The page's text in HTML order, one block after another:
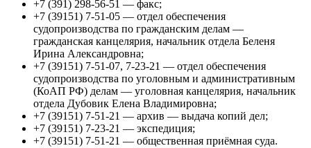
+7 (391) 298-56-51 — факс;
+7 (39151) 7-51-05 — отдел обеспечения
судопроизводства по гражданским делам —
гражданская канцелярия, начальник отдела Беленя
Ирина Александровна;
+7 (39151) 7-51-07, 7-23-21 — отдел обеспечения
судопроизводства по уголовным и административным
(КоАП РФ) делам — уголовная канцелярия, начальник
отдела Дубовик Елена Владимировна;
+7 (39151) 7-51-21 — архив — выдача копий дел;
+7 (39151) 7-23-21 — экспедиция;
+7 (39151) 7-51-21 — общественная приёмная суда.